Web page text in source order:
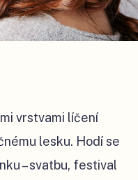
vrstvami líčení
lesku. Hodí se
– svatbu, festival